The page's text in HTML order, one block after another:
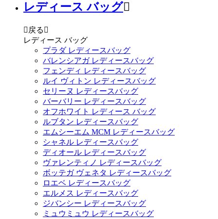
レディース バッグ
 戻る 
レディース バッグ
プラダ レディースバッグ
バレンシアガ レディースバッグ
フェンディ レディースバッグ
ルイ ヴィトン レディースバッグ
セリーヌ レディースバッグ
バーバリー レディースバッグ
オフホワイト レディース バッグ
ルブタン レディースバッグ
エムシーエム MCM レディースバッグ
シャネル レディースバッグ
ディオール レディースバッグ
ヴァレンティノ レディースバッグ
ボッテガ ヴェネタ レディースバッグ
ロエベ レディースバッグ
エルメス レディースバッグ
ジバンシー レディースバッグ
ミュウミュウ レディースバッグ